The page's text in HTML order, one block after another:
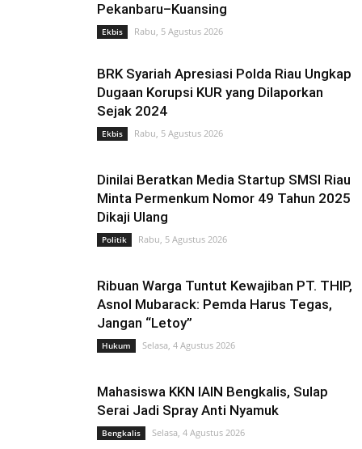
Pekanbaru–Kuansing
Ekbis Rabu, 5 Agustus 2026
BRK Syariah Apresiasi Polda Riau Ungkap
Dugaan Korupsi KUR yang Dilaporkan
Sejak 2024
Ekbis Rabu, 5 Agustus 2026
Dinilai Beratkan Media Startup SMSI Riau
Minta Permenkum Nomor 49 Tahun 2025
Dikaji Ulang
Politik Rabu, 5 Agustus 2026
Ribuan Warga Tuntut Kewajiban PT. THIP,
Asnol Mubarack: Pemda Harus Tegas,
Jangan “Letoy”
Hukum Selasa, 4 Agustus 2026
Mahasiswa KKN IAIN Bengkalis, Sulap
Serai Jadi Spray Anti Nyamuk
Bengkalis Selasa, 4 Agustus 2026